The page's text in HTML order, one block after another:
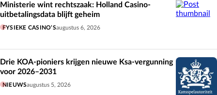
Ministerie wint rechtszaak: Holland Casino-
uitbetalingsdata blijft geheim
FYSIEKE CASINO’Saugustus 6, 2026
Drie KOA-pioniers krijgen nieuwe Ksa-vergunning
voor 2026–2031
NIEUWSaugustus 5, 2026